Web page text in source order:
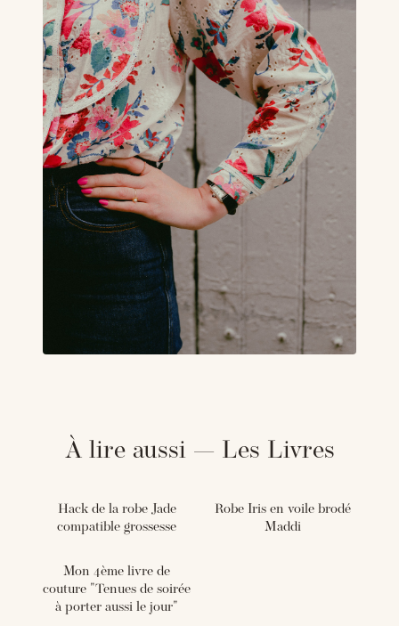
À lire aussi — Les Livres
Hack de la robe Jade
compatible grossesse
Robe Iris en voile brodé
Maddi
Mon 4ème livre de
couture "Tenues de soirée
à porter aussi le jour"